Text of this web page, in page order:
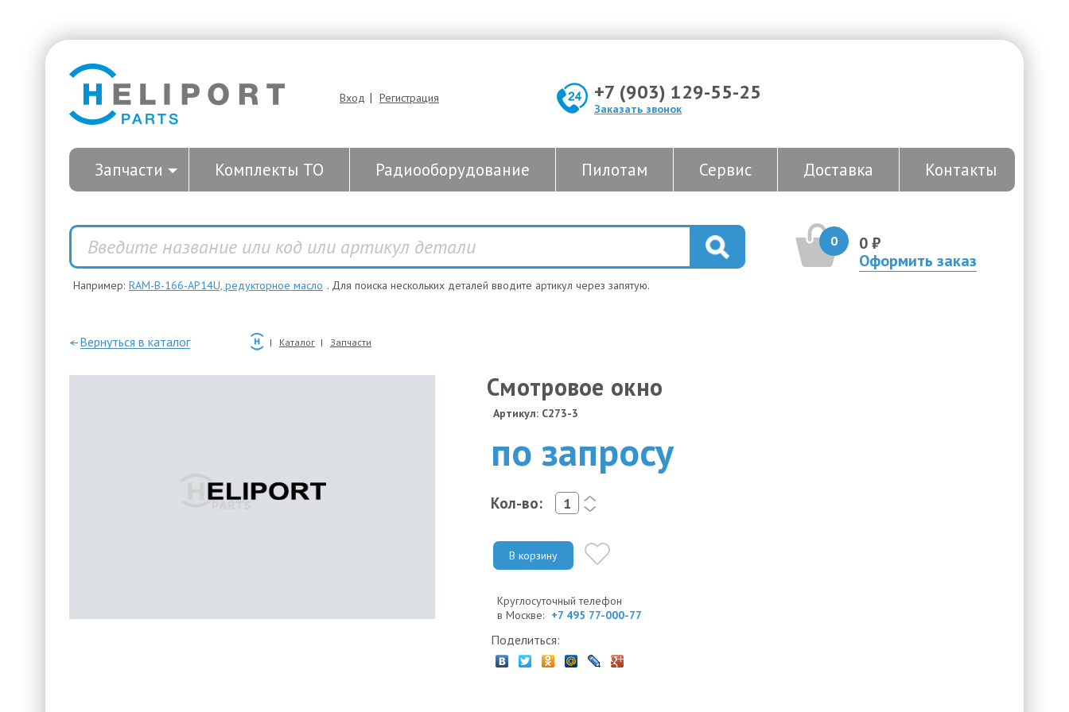
Вход | Регистрация +7 (903) 129-55-25
Заказать звонок
Запчасти Комплекты ТО Радиооборудование Пилотам Сервис Доставка Контакты
0
0 ₽
Оформить заказ
Например: RAM-B-166-AP14U, редукторное масло . Для поиска нескольких деталей вводите артикул через запятую.
—Вернуться в каталог Каталог Запчасти
Смотровое окно
Артикул: C273-3
по запросу
Кол-во:
<
>
В корзину
Круглосуточный телефон
в Москве: +7 495 77-000-77
Поделиться: